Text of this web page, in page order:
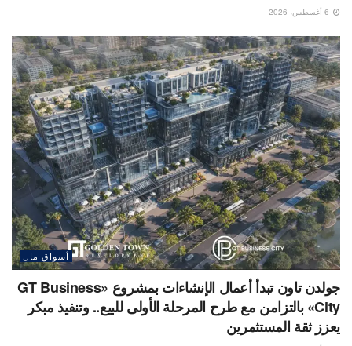
أسواق مال
جولدن تاون تبدأ أعمال الإنشاءات بمشروع «GT Business
City» بالتزامن مع طرح المرحلة الأولى للبيع.. وتنفيذ مبكر
يعزز ثقة المستثمرين